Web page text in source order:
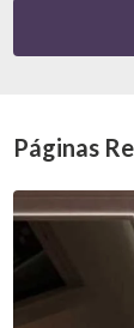
Páginas